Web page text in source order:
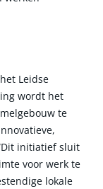
Leidse
wordt het
te
initiatief sluit
voor werk te
lokale